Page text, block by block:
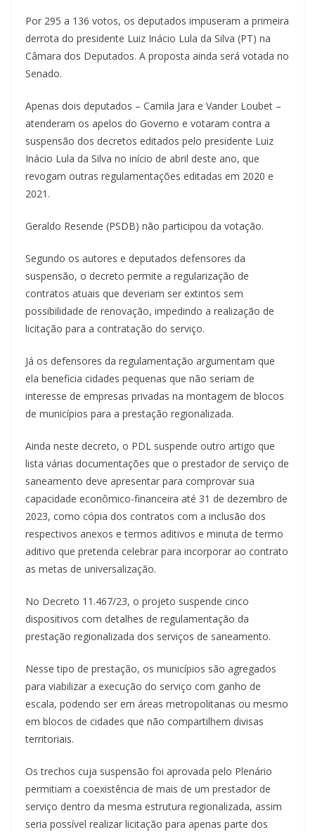
Por 295 a 136 votos, os deputados impuseram a primeira
derrota do presidente Luiz Inácio Lula da Silva (PT) na
Câmara dos Deputados. A proposta ainda será votada no
Senado.
Apenas dois deputados – Camila Jara e Vander Loubet –
atenderam os apelos do Governo e votaram contra a
suspensão dos decretos editados pelo presidente Luiz
Inácio Lula da Silva no início de abril deste ano, que
revogam outras regulamentações editadas em 2020 e
2021.
Geraldo Resende (PSDB) não participou da votação.
Segundo os autores e deputados defensores da
suspensão, o decreto permite a regularização de
contratos atuais que deveriam ser extintos sem
possibilidade de renovação, impedindo a realização de
licitação para a contratação do serviço.
Já os defensores da regulamentação argumentam que
ela beneficia cidades pequenas que não seriam de
interesse de empresas privadas na montagem de blocos
de municípios para a prestação regionalizada.
Ainda neste decreto, o PDL suspende outro artigo que
lista várias documentações que o prestador de serviço de
saneamento deve apresentar para comprovar sua
capacidade econômico-financeira até 31 de dezembro de
2023, como cópia dos contratos com a inclusão dos
respectivos anexos e termos aditivos e minuta de termo
aditivo que pretenda celebrar para incorporar ao contrato
as metas de universalização.
No Decreto 11.467/23, o projeto suspende cinco
dispositivos com detalhes de regulamentação da
prestação regionalizada dos serviços de saneamento.
Nesse tipo de prestação, os municípios são agregados
para viabilizar a execução do serviço com ganho de
escala, podendo ser em áreas metropolitanas ou mesmo
em blocos de cidades que não compartilhem divisas
territoriais.
Os trechos cuja suspensão foi aprovada pelo Plenário
permitiam a coexistência de mais de um prestador de
serviço dentro da mesma estrutura regionalizada, assim
seria possível realizar licitação para apenas parte dos